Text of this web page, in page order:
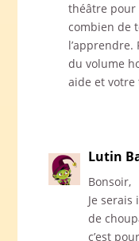
théâtre pour
combien de
l’apprendre.
du volume
aide et votre
Lutin
Bonsoir,
Je
de
c’est